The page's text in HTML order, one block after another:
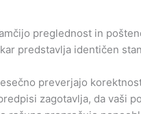
preglednost in
predstavlja identičen
preverjajo
zagotavlja, da vaši